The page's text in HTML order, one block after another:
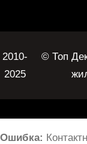
2010-
2025
© Топ
Ошибка: